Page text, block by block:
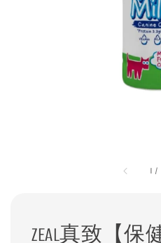
1 /
ZEAL真致【